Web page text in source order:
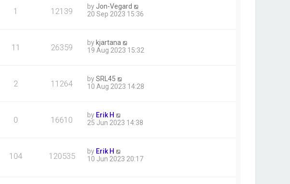
1 12139 by Jon-Vegard
20 Sep 2023 15:36
11 26359 by kjartana
19 Aug 2023 15:32
2 11264 bySRL45
10 Aug 2023 14:28
0 16610 by Erik H
25 Jun 2023 14:38
104 120535 by Erik H
10 Jun 2023 20:17